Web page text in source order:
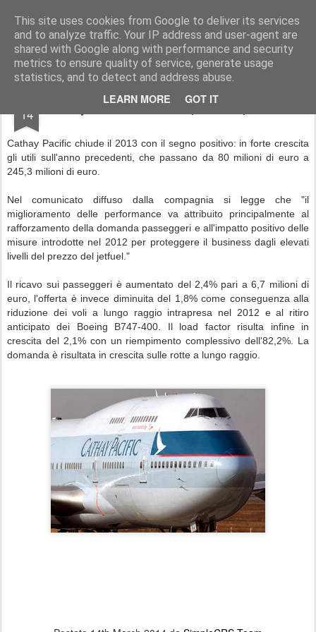
This site uses cookies from Google to deliver its services
and to analyze traffic. Your IP address and user-agent are
shared with Google along with performance and security
metrics to ensure quality of service, generate usage
statistics, and to detect and address abuse.
LEARN MORE GOT IT
Simple Crs Blog Curiosità e notizie dal mondo delle compagnie aeree
Pages
14 Cathay Pacific: bilancio positivo per il 2013
Cathay Pacific chiude il 2013 con il segno positivo: in forte crescita
gli utili sull'anno precedenti, che passano da 80 milioni di euro a
245,3 milioni di euro.
Nel comunicato diffuso dalla compagnia si legge che "il
miglioramento delle performance va attribuito principalmente al
rafforzamento della domanda passeggeri e all'impatto positivo delle
misure introdotte nel 2012 per proteggere il business dagli elevati
livelli del prezzo del jetfuel."
Il ricavo sui passeggeri è aumentato del 2,4% pari a 6,7 milioni di
euro, l'offerta è invece diminuita del 1,8% come conseguenza alla
riduzione dei voli a lungo raggio intrapresa nel 2012 e al ritiro
anticipato dei Boeing B747-400. Il load factor risulta infine in
crescita del 2,1% con un riempimento complessivo dell'82,2%. La
domanda è risultata in crescita sulle rotte a lungo raggio.